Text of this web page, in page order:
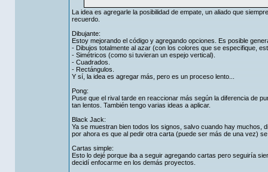
La idea es agregarle la posibilidad de empate, un aliado que
recuerdo.
Dibujante:
Estoy mejorando el código y agregando opciones. Es posible
- Dibujos totalmente al azar (con los colores que se especifique,
- Simétricos (como si tuvieran un espejo vertical).
- Cuadrados.
- Rectángulos.
Y sí, la idea es agregar más, pero es un proceso lento...
Pong:
Puse que el rival tarde en reaccionar más según la diferencia de
tan lentos. También tengo varias ideas a aplicar.
Black Jack:
Ya se muestran bien todos los signos, salvo cuando hay muchos,
por ahora es que al pedir otra carta (puede ser más de una vez)
Cartas simple:
Esto lo dejé porque iba a seguir agregando cartas pero seguiría
decidí enfocarme en los demás proyectos.